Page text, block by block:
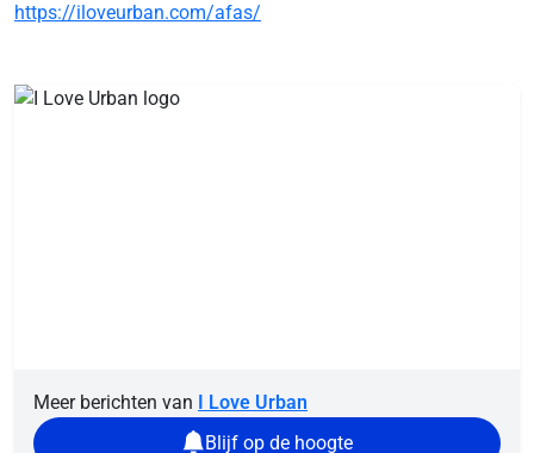
https://iloveurban.com/afas/
Meer berichten van I Love Urban
Blijf op de hoogte